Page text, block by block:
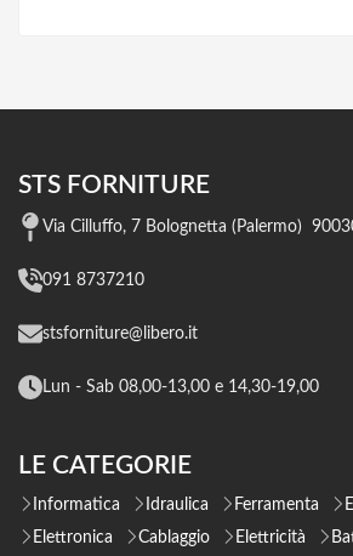
STS FORNITURE
Via Cilluffo, 7 Bolognetta (Palermo)
091 8737210
stsforniture@libero.it
Lun - Sab 08,00-13,00 e 14,30-19,00
LE CATEGORIE
Informatica Idraulica Ferramenta
Elettronica
Cablaggio Elettricità